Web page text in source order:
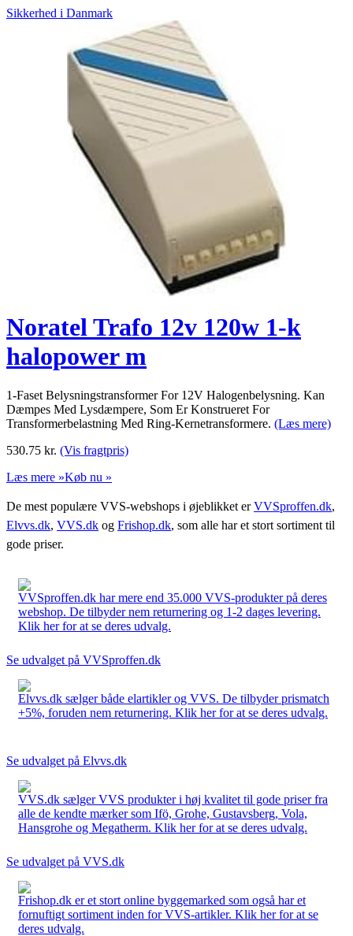
Sikkerhed i Danmark
Noratel Trafo 12v 120w 1-k
halopower m
1-Faset Belysningstransformer For 12V Halogenbelysning. Kan
Dæmpes Med Lysdæmpere, Som Er Konstrueret For
Transformerbelastning Med Ring-Kernetransformere. (Læs mere)
530.75 kr. (Vis fragtpris)
Læs mere »Køb nu »
De mest populære VVS-webshops i øjeblikket erVVSproffen.dk,
Elvvs.dk, VVS.dk og Frishop.dk, som alle har et stort sortiment til
gode priser.
VVSproffen.dk har mere end 35.000 VVS-produkter på deres
webshop. De tilbyder nem returnering og 1-2 dages levering.
Klik her for at se deres udvalg.
Se udvalget på VVSproffen.dk
Elvvs.dk sælger både elartikler og VVS. De tilbyder prismatch
+5%, foruden nem returnering. Klik her for at se deres udvalg.
Se udvalget på Elvvs.dk
VVS.dk sælger VVS produkter i høj kvalitet til gode priser fra
alle de kendte mærker som Ifö, Grohe, Gustavsberg, Vola,
Hansgrohe og Megatherm. Klik her for at se deres udvalg.
Se udvalget på VVS.dk
Frishop.dk er et stort online byggemarked som også har et
fornuftigt sortiment inden for VVS-artikler. Klik her for at se
deres udvalg.